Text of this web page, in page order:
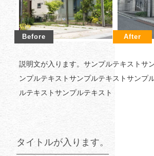
説明文が入ります。サンプルテキストサ
ンプルテキストサンプルテキストサンプ
ルテキストサンプルテキスト
タイトルが入ります。